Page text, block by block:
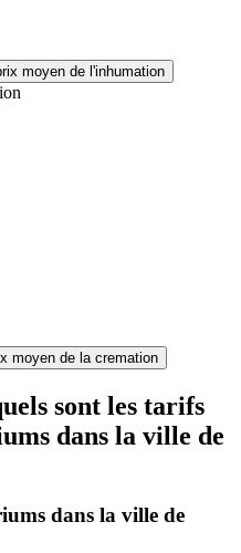
moyen de l'inhumation
moyen de la cremation
sont les tarifs
dans la ville de
dans la ville de